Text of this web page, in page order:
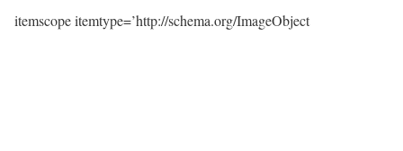
itemscope itemtype=’http://schema.org/ImageObject